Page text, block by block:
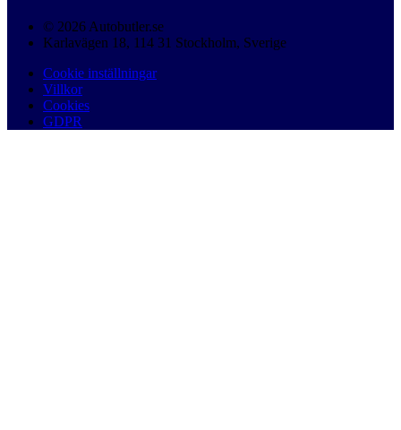
© 2026 Autobutler.se
Karlavägen 18, 114 31 Stockholm, Sverige
Cookie inställningar
Villkor
Cookies
GDPR